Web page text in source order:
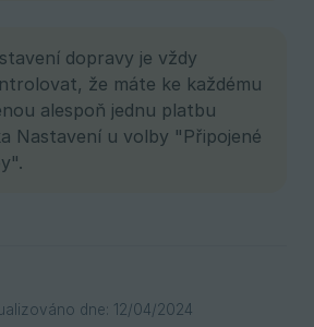
dopravy je vždy
že máte ke každému
alespoň jednu platbu
Nastavení u volby "Připojené
dne: 12/04/2024